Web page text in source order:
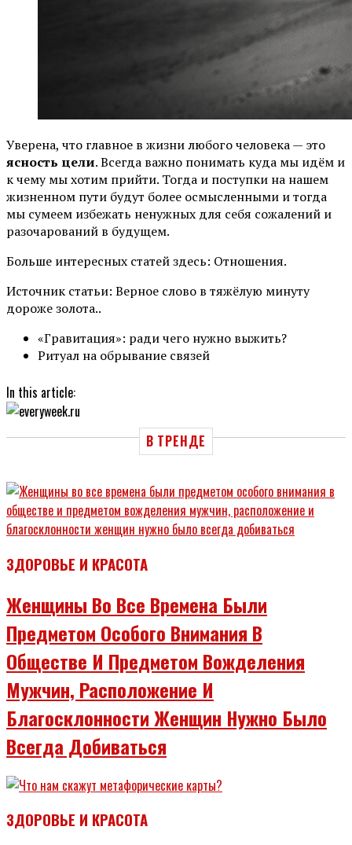
Уверена, что главное в жизни любого человека — это
ясность цели. Всегда важно понимать куда мы идём и
к чему мы хотим прийти. Тогда и поступки на нашем
жизненном пути будут более осмысленными и тогда
мы сумеем избежать ненужных для себя сожалений и
разочарований в будущем.
Больше интересных статей здесь: Отношения.
Источник статьи: Верное слово в тяжёлую минуту
дороже золота..
«Гравитация»: ради чего нужно выжить?
Ритуал на обрывание связей
In this article:
В ТРЕНДЕ
ЗДОРОВЬЕ И КРАСОТА
Женщины Во Все Времена Были
Предметом Особого Внимания В
Обществе И Предметом Вожделения
Мужчин, Расположение И
Благосклонности Женщин Нужно Было
Всегда Добиваться
ЗДОРОВЬЕ И КРАСОТА